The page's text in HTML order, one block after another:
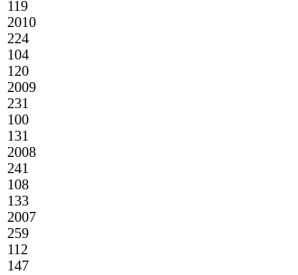
119
2010
224
104
120
2009
231
100
131
2008
241
108
133
2007
259
112
147